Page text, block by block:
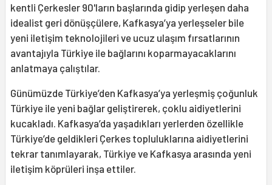
kentli Çerkesler 90'ların başlarında gidip yerleşen daha
idealist geri dönüşçülere, Kafkasya’ya yerleşseler bile
yeni iletişim teknolojileri ve ucuz ulaşım fırsatlarının
avantajıyla Türkiye ile bağlarını koparmayacaklarını
anlatmaya çalıştılar.
Günümüzde Türkiye’den Kafkasya’ya yerleşmiş çoğunluk
Türkiye ile yeni bağlar geliştirerek, çoklu aidiyetlerini
kucakladı. Kafkasya’da yaşadıkları yerlerden özellikle
Türkiye’de geldikleri Çerkes topluluklarına aidiyetlerini
tekrar tanımlayarak, Türkiye ve Kafkasya arasında yeni
iletişim köprüleri inşa ettiler.